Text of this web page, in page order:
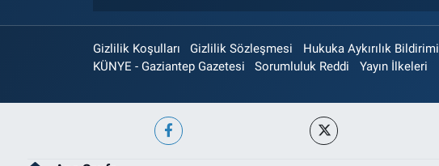
Gizlilik Koşulları Gizlilik Sözleşmesi Hukuka Aykırılık Bildirimi
KÜNYE - Gaziantep Gazetesi
Sorumluluk Reddi Yayın İlkeleri